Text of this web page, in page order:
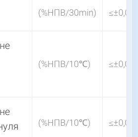
(%НПВ/30min)
(%НПВ/10℃)
(%НПВ/10℃)